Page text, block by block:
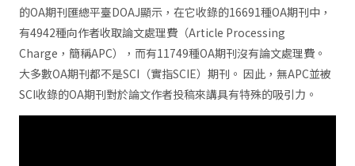
的OA期刊匯總平臺DOAJ顯示，在它收錄的16691種OA期刊中，
有4942種向作者收取論文處理費（Article Processing
Charge，簡稱APC），而有11749種OA期刊沒有論文處理費。
大多數OA期刊都不是SCI（實指SCIE）期刊。 因此，無APC並被
SCI收錄的OA期刊對於論文作者投稿來講具有特殊的吸引力。